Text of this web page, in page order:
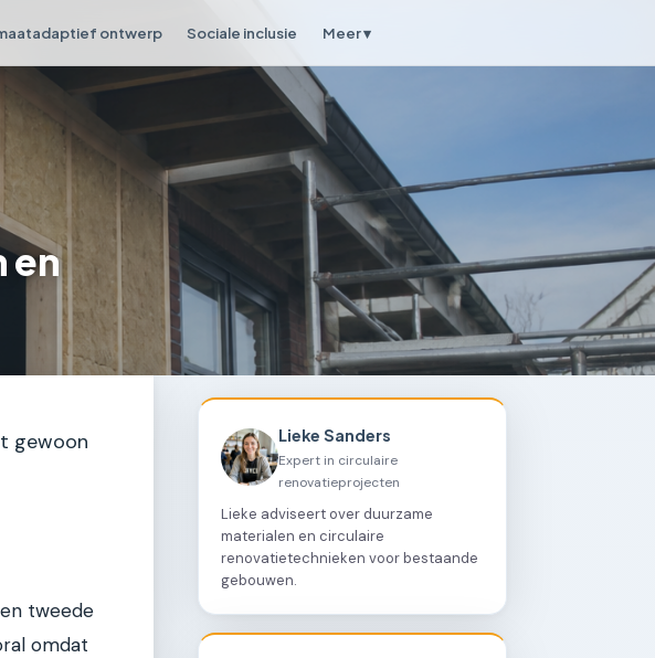
ontwerp Sociale inclusie Meer ▾
en
gewoon
tweede
omdat
Lieke Sanders
Expert in circulaire
renovatieprojecten
Lieke adviseert over duurzame
materialen en circulaire
renovatietechnieken voor bestaande
gebouwen.